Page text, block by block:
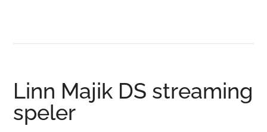
Linn Majik DS streaming
speler